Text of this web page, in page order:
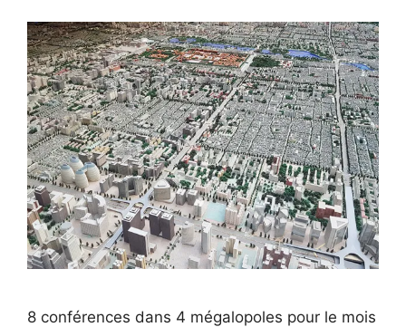
8 conférences dans 4 mégalopoles pour le mois